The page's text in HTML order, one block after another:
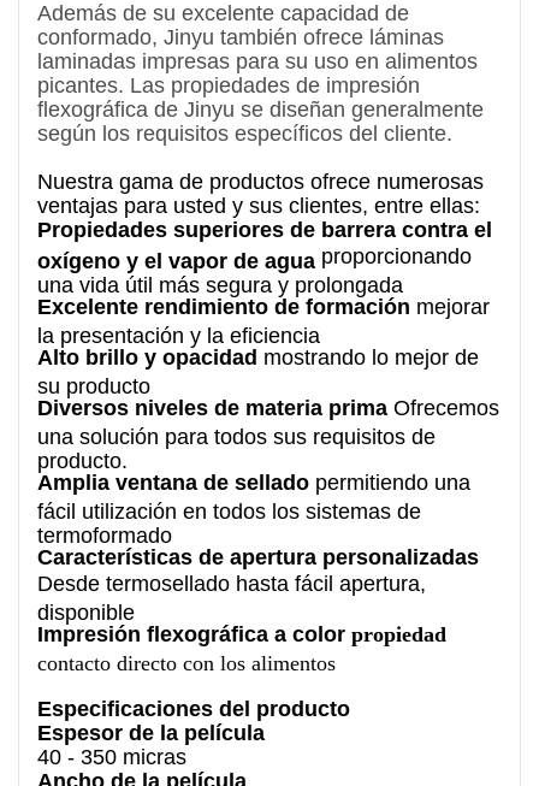
Además de su excelente capacidad de
conformado, Jinyu también ofrece láminas
laminadas impresas para su uso en alimentos
picantes. Las propiedades de impresión
flexográfica de Jinyu se diseñan generalmente
según los requisitos específicos del cliente.
Nuestra gama de productos ofrece numerosas
ventajas para usted y sus clientes, entre ellas:
Propiedades superiores de barrera contra el
oxígeno y el vapor de agua proporcionando
una vida útil más segura y prolongada
Excelente rendimiento de formación mejorar
la presentación y la eficiencia
Alto brillo y opacidad mostrando lo mejor de
su producto
Diversos niveles de materia prima Ofrecemos
una solución para todos sus requisitos de
producto.
Amplia ventana de sellado permitiendo una
fácil utilización en todos los sistemas de
termoformado
Características de apertura personalizadas
Desde termosellado hasta fácil apertura,
disponible
Impresión flexográfica a color propiedad
contacto directo con los alimentos
Especificaciones del producto
Espesor de la película
40 - 350 micras